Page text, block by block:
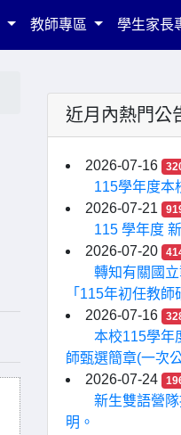
教師專區 學生家長
近月內熱門公
2026-07-16
115學年度本
2026-07-21
115 學年度
2026-07-20
轉知有關國
「115年初任教
2026-07-16
本校115學年
師甄選簡章(一次
2026-07-24
新生雙語營
明。